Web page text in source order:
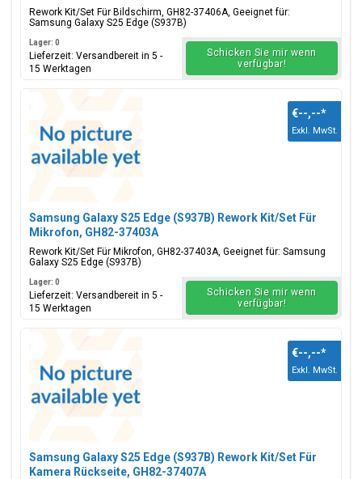
Rework Kit/Set Für Bildschirm, GH82-37406A, Geeignet für:
Samsung Galaxy S25 Edge (S937B)
Lager: 0
Lieferzeit: Versandbereit in 5 -
15 Werktagen
Schicken Sie mir wenn
verfügbar!
Samsung Galaxy S25 Edge (S937B) Rework Kit/Set Für
Mikrofon, GH82-37403A
Rework Kit/Set Für Mikrofon, GH82-37403A, Geeignet für: Samsung
Galaxy S25 Edge (S937B)
€--,--*
Exkl. MwSt.
Lager: 0
Lieferzeit: Versandbereit in 5 -
15 Werktagen
Schicken Sie mir wenn
verfügbar!
Samsung Galaxy S25 Edge (S937B) Rework Kit/Set Für
Kamera Rückseite, GH82-37407A
€--,--*
Exkl. MwSt.